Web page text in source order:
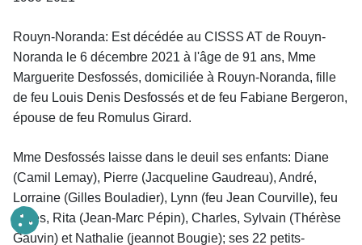
Rouyn-Noranda: Est décédée au CISSS AT de Rouyn-
Noranda le 6 décembre 2021 à l'âge de 91 ans, Mme
Marguerite Desfossés, domiciliée à Rouyn-Noranda, fille
de feu Louis Denis Desfossés et de feu Fabiane Bergeron,
épouse de feu Romulus Girard.
Mme Desfossés laisse dans le deuil ses enfants: Diane
(Camil Lemay), Pierre (Jacqueline Gaudreau), André,
Lorraine (Gilles Bouladier), Lynn (feu Jean Courville), feu
Gilles, Rita (Jean-Marc Pépin), Charles, Sylvain (Thérèse
Gauvin) et Nathalie (jeannot Bougie); ses 22 petits-